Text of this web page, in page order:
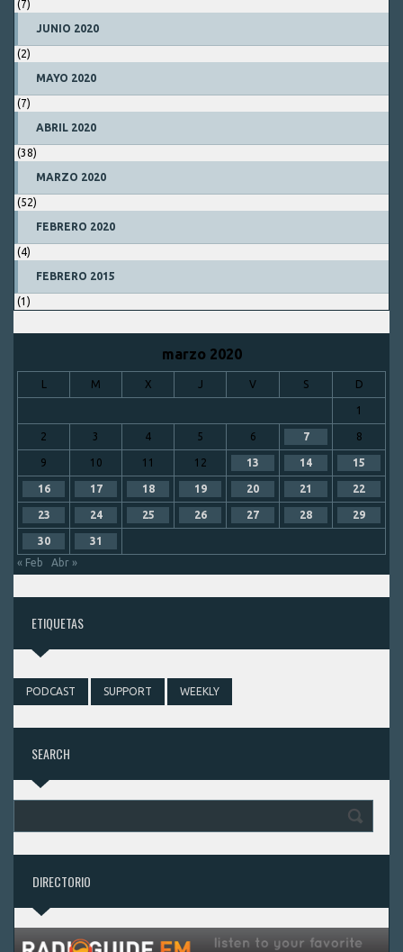
(7)
JUNIO 2020
(2)
MAYO 2020
(7)
ABRIL 2020
(38)
MARZO 2020
(52)
FEBRERO 2020
(4)
FEBRERO 2015
(1)
marzo 2020
L M X J V S D
1
2 3 4 5 6 7 8
9 10 11 12 13 14 15
16 17 18 19 20 21 22
23 24 25 26 27 28 29
30
31
« Feb
Abr »
ETIQUETAS
PODCAST SUPPORT WEEKLY
SEARCH
DIRECTORIO